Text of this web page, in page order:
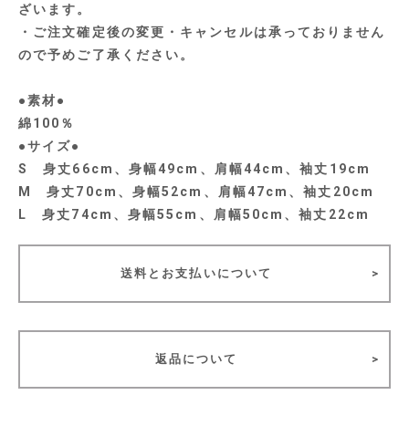
ざいます。
・ご注文確定後の変更・キャンセルは承っておりません
ので予めご了承ください。
●素材●
綿100％
●サイズ●
S 身丈66cm、身幅49cm、肩幅44cm、袖丈19cm
M 身丈70cm、身幅52cm、肩幅47cm、袖丈20cm
L 身丈74cm、身幅55cm、肩幅50cm、袖丈22cm
送料とお支払いについて
返品について